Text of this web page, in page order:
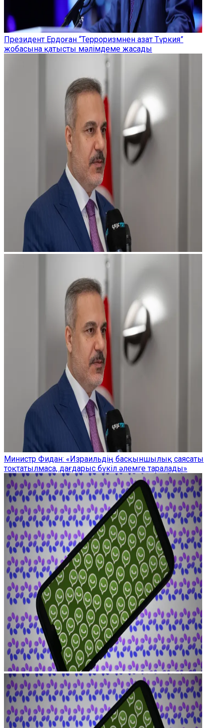
Президент Ердоған “Терроризмнен азат Түркия”
жобасына қатысты мәлімдеме жасады
Министр Фидан: «Израильдің басқыншылық саясаты
тоқтатылмаса, дағдарыс бүкіл әлемге таралады»